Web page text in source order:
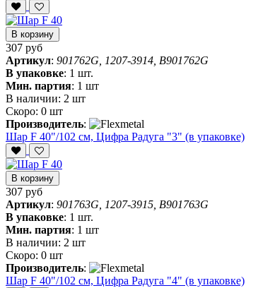
В корзину
307 руб
Артикул: 901762G, 1207-3914, B901762G
В упаковке: 1 шт.
Мин. партия: 1 шт
В наличии: 2 шт
Скоро: 0 шт
Производитель:
Шар F 40"/102 см, Цифра Радуга "3" (в упаковке)
В корзину
307 руб
Артикул: 901763G, 1207-3915, B901763G
В упаковке: 1 шт.
Мин. партия: 1 шт
В наличии: 2 шт
Скоро: 0 шт
Производитель:
Шар F 40"/102 см, Цифра Радуга "4" (в упаковке)